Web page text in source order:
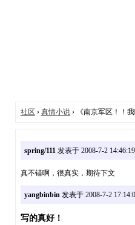
社区› 真情小说› 《南京军区！！
spring/111发表于 2008-7-2 14:46:19
真不错啊，很真实，期待下文
yangbinbin发表于 2008-7-2
写的真好！